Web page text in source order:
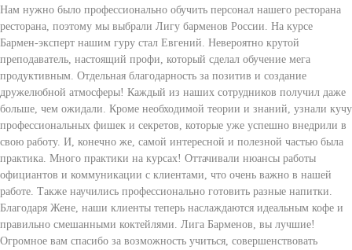
Нам нужно было профессионально обучить персонал нашего ресторана
ресторана, поэтому мы выбрали Лигу барменов России. На курсе
Бармен-эксперт нашим гуру стал Евгений. Невероятно крутой
преподаватель, настоящий профи, который сделал обучение мега
продуктивным. Отдельная благодарность за позитив и создание
дружелюбной атмосферы! Каждый из наших сотрудников получил даже
больше, чем ожидали. Кроме необходимой теории и знаний, узнали кучу
профессиональных фишек и секретов, которые уже успешно внедрили в
свою работу. И, конечно же, самой интересной и полезной частью была
практика. Много практики на курсах! Оттачивали нюансы работы
официантов и коммуникации с клиентами, что очень важно в нашей
работе. Также научились профессионально готовить разные напитки.
Благодаря Жене, наши клиенты теперь наслаждаются идеальным кофе и
правильно смешанными коктейлями. Лига Барменов, вы лучшие!
Огромное вам спасибо за возможность учиться, совершенствовать